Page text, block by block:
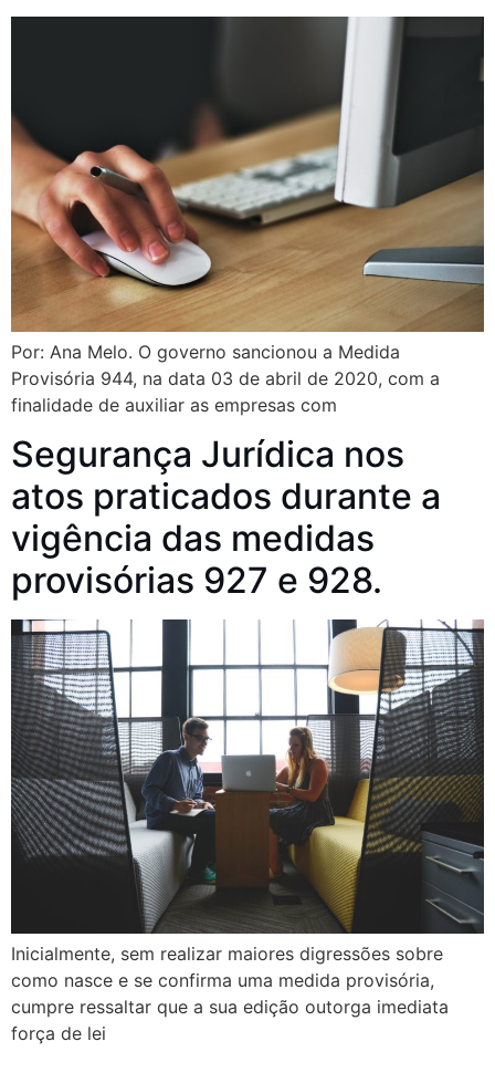
Por: Ana Melo. O governo sancionou a Medida
Provisória 944, na data 03 de abril de 2020, com a
finalidade de auxiliar as empresas com
Segurança Jurídica nos
atos praticados durante a
vigência das medidas
provisórias 927 e 928.
Inicialmente, sem realizar maiores digressões sobre
como nasce e se confirma uma medida provisória,
cumpre ressaltar que a sua edição outorga imediata
força de lei